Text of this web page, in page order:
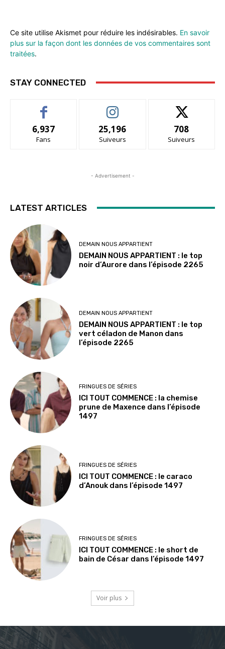
Ce site utilise Akismet pour réduire les indésirables. En savoir
plus sur la façon dont les données de vos commentaires sont
traitées.
STAY CONNECTED
6,937
Fans
25,196
Suiveurs
708
Suiveurs
- Advertisement -
LATEST ARTICLES
DEMAIN NOUS APPARTIENT
DEMAIN NOUS APPARTIENT : le top
noir d’Aurore dans l’épisode 2265
DEMAIN NOUS APPARTIENT
DEMAIN NOUS APPARTIENT : le top
vert céladon de Manon dans
l’épisode 2265
FRINGUES DE SÉRIES
ICI TOUT COMMENCE : la chemise
prune de Maxence dans l’épisode
1497
FRINGUES DE SÉRIES
ICI TOUT COMMENCE : le caraco
d’Anouk dans l’épisode 1497
FRINGUES DE SÉRIES
ICI TOUT COMMENCE : le short de
bain de César dans l’épisode 1497
Voir plus